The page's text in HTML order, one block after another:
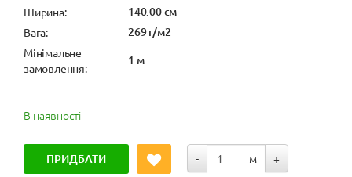
Ширина: 140.00 см
Вага: 269 г/м2
Мінімальне
замовлення:
1 м
В наявності
ПРИДБАТИ - м +